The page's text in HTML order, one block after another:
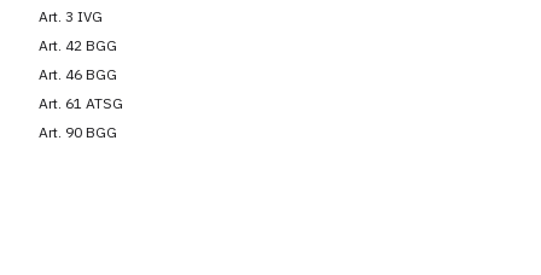
Art. 3 IVG
Art. 42 BGG
Art. 46 BGG
Art. 61 ATSG
Art. 90 BGG